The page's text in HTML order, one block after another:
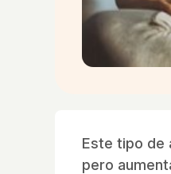
Este tipo de
pero